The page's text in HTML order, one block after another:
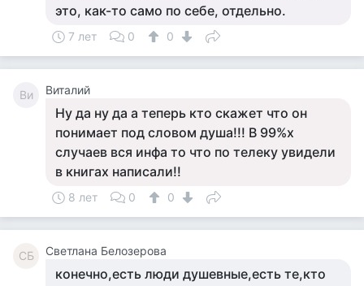
это, как-то само по себе, отдельно.
7 лет 0 0
Ви Виталий
Ну да ну да а теперь кто скажет что он
понимает под словом душа!!! В 99%х
случаев вся инфа то что по телеку увидели
в книгах написали!!
8 лет 0 0
СБ Светлана Белозерова
конечно,есть люди душевные,есть те,кто